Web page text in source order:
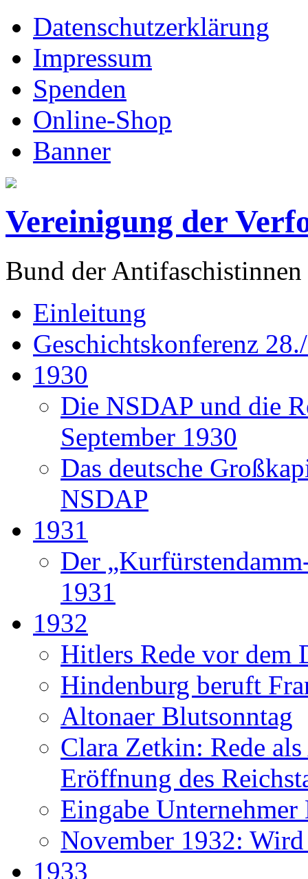
Datenschutzerklärung
Impressum
Spenden
Online-Shop
Banner
Vereinigung der
Bund der
Einleitung
Geschichtskonferenz
1930
Die NSDAP und die
September 1930
Das deutsche
NSDAP
1931
Der
1931
1932
Hitlers Rede vor dem
Hindenburg beruft
Altonaer Blutsonntag
Clara Zetkin: Rede
Eröffnung des
Eingabe
November 1932:
1933